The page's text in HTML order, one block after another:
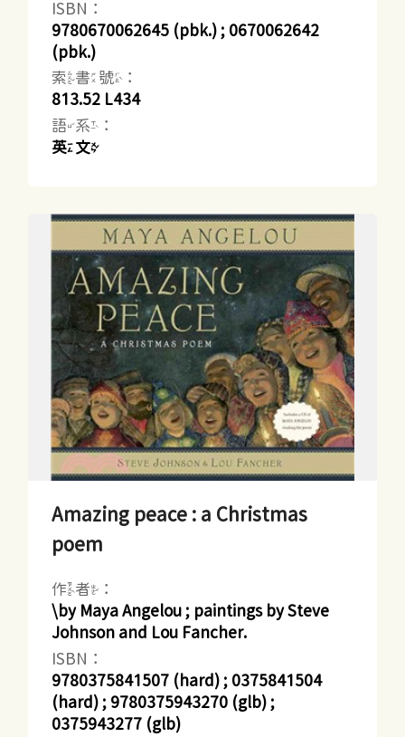
ISBN：
9780670062645 (pbk.) ; 0670062642
(pbk.)
索書號：
813.52 L434
語系：
英文
Amazing peace : a Christmas
poem
作者：
\by Maya Angelou ; paintings by Steve
Johnson and Lou Fancher.
ISBN：
9780375841507 (hard) ; 0375841504
(hard) ; 9780375943270 (glb) ;
0375943277 (glb)